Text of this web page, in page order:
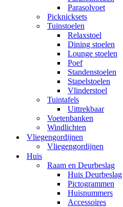
Parasolvoet
Picknicksets
Tuinstoelen
Relaxstoel
Dining stoelen
Lounge stoelen
Poef
Standenstoelen
Stapelstoelen
Vlinderstoel
Tuintafels
Uittrekbaar
Voetenbanken
Windlichten
Vliegengordijnen
Vliegengordijnen
Huis
Raam en Deurbeslag
Huis Deurbeslag
Pictogrammen
Huisnummers
Accessoires